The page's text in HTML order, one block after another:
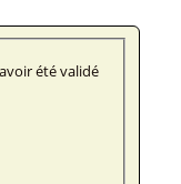
été validé